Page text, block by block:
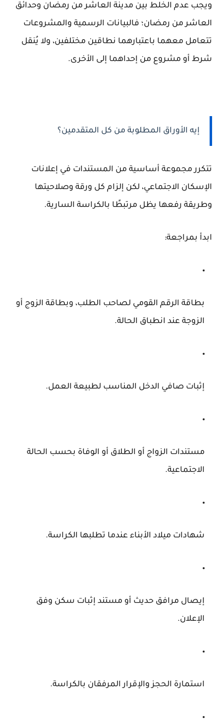
ويجب عدم الخلط بين مدينة العاشر من رمضان وحدائق
العاشر من رمضان؛ فالبيانات الرسمية والمشروعات
تتعامل معهما باعتبارهما نطاقين مختلفين، ولا يُنقل
شرط أو مشروع من إحداهما إلى الأخرى.
إيه الأوراق المطلوبة من كل المتقدمين؟
تتكرر مجموعة أساسية من المستندات في إعلانات
الإسكان الاجتماعي، لكن إلزام كل ورقة وصلاحيتها
وطريقة رفعها يظل مرتبطًا بالكراسة السارية.
ابدأ بمراجعة:
بطاقة الرقم القومي لصاحب الطلب، وبطاقة الزوج أو
الزوجة عند انطباق الحالة.
إثبات صافي الدخل المناسب لطبيعة العمل.
مستندات الزواج أو الطلاق أو الوفاة بحسب الحالة
الاجتماعية.
شهادات ميلاد الأبناء عندما تطلبها الكراسة.
إيصال مرافق حديث أو مستند إثبات سكن وفق
الإعلان.
استمارة الحجز والإقرار المرفقان بالكراسة.